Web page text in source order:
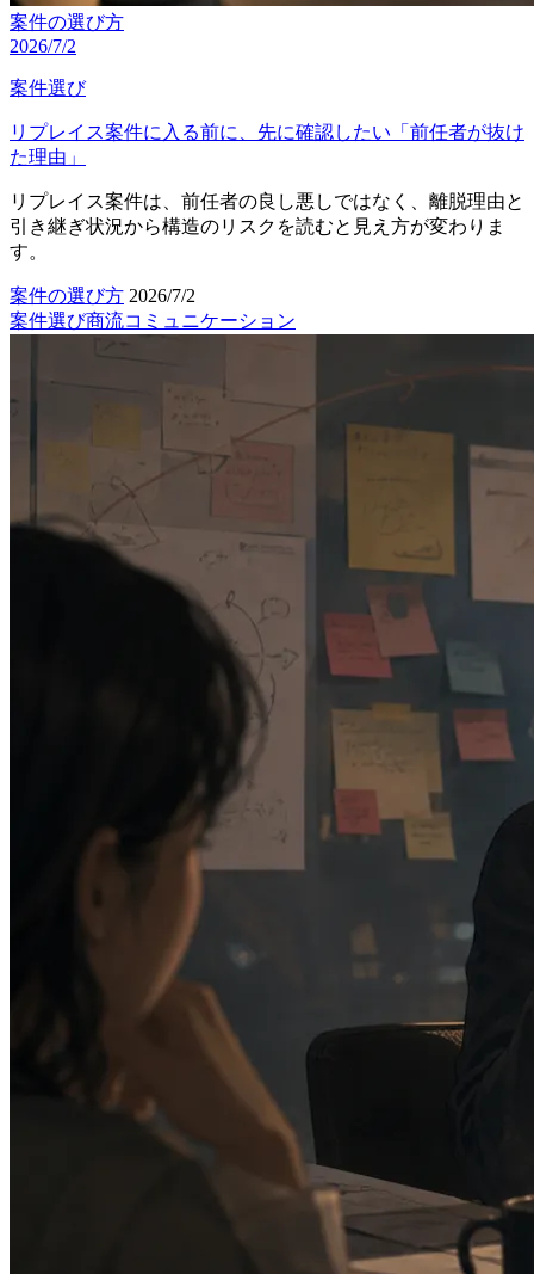
案件の選び方
2026/7/2
案件選び
リプレイス案件に入る前に、先に確認したい「前任者が抜け
た理由」
リプレイス案件は、前任者の良し悪しではなく、離脱理由と
引き継ぎ状況から構造のリスクを読むと見え方が変わりま
す。
案件の選び方 2026/7/2
案件選び商流コミュニケーション